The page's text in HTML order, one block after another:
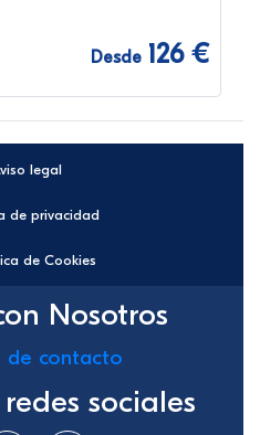
Desde 126 €
legal
de privacidad
de Cookies
Nosotros
de contacto
sociales